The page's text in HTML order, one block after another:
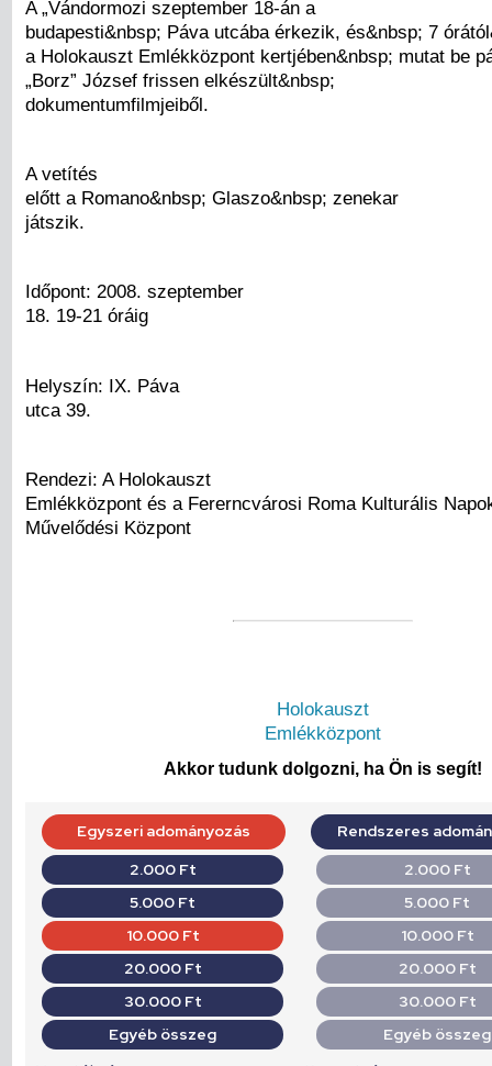
A „Vándormozi szeptember 18-án a
budapesti&nbsp; Páva utcába érkezik, és&nbsp; 7
a Holokauszt Emlékközpont kertjében&nbsp; mutat be
„Borz” József frissen elkészült&nbsp;
dokumentumfilmjeiből.
A vetítés
előtt a Romano&nbsp; Glaszo&nbsp; zenekar
játszik.
Időpont: 2008. szeptember
18. 19-21 óráig
Helyszín: IX. Páva
utca 39.
Rendezi: A Holokauszt
Emlékközpont és a Fererncvárosi Roma Kulturális
Művelődési Központ
Holokauszt
Emlékközpont
Akkor tudunk dolgozni, ha Ön is segít!